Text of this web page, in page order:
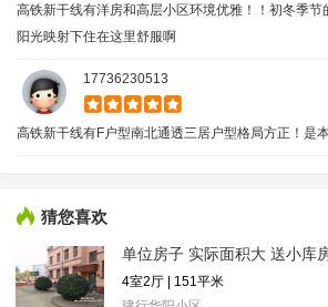
高铁新干线有洋房和高层小区环境优雅！！初冬季节
阳光映射下住在这里舒服啊
17736230513
高铁新干线有F户型南北通透三居户型格局方正！是
猜您喜欢
单位房子 实际面积大 送小库
4室2厅 | 151平米